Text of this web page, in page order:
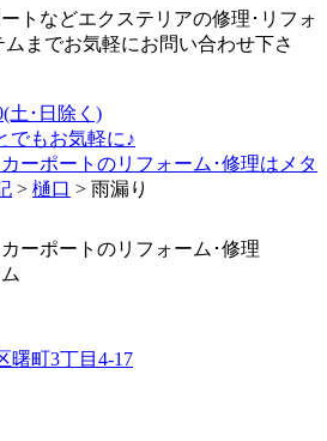
トなどエクステリアの修理･リフォ
までお気軽にお問い合わせ下さ
土･日除く)
でもお気軽に♪
ーポートのリフォーム･修理はメタ
> 樋口 > 雨漏り
ーポートのリフォーム･修理
曙町3丁目4-17